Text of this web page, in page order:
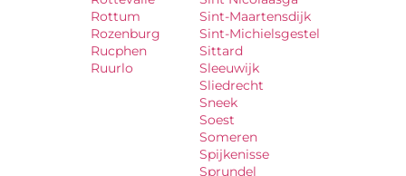
Rottum
Rozenburg
Rucphen
Ruurlo
Sint-Maartensdijk
Sint-Michielsgestel
Sittard
Sleeuwijk
Sliedrecht
Sneek
Soest
Someren
Spijkenisse
Sprundel